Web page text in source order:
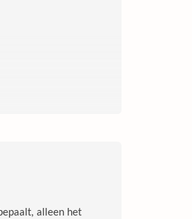
alleen het